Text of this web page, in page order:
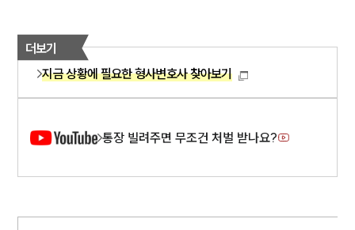
더보기
지금 상황에 필요한 형사변호사 찾아보기
통장 빌려주면 무조건 처벌 받나요?